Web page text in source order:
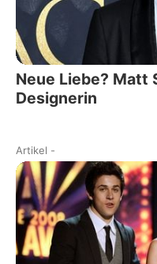
Neue Liebe? Matt
Designerin
Artikel -